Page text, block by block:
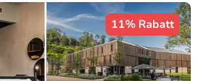
11% Rabatt